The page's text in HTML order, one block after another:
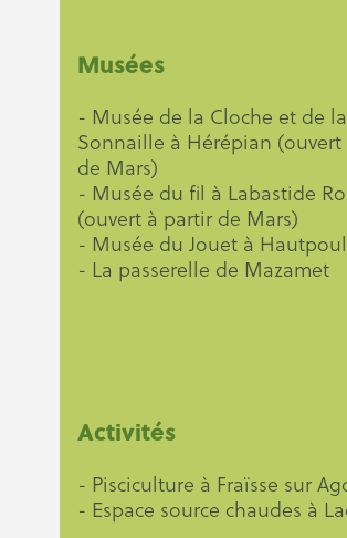
Musées
- Musée de la Cloche et de la
Sonnaille à Hérépian
de Mars)
- Musée du fil à Labastide
(ouvert à partir de Mars)
- Musée du Jouet à Hautpoul
- La passerelle de Mazamet
Activités
- Pisciculture à Fraïsse sur
- Espace source chaudes à